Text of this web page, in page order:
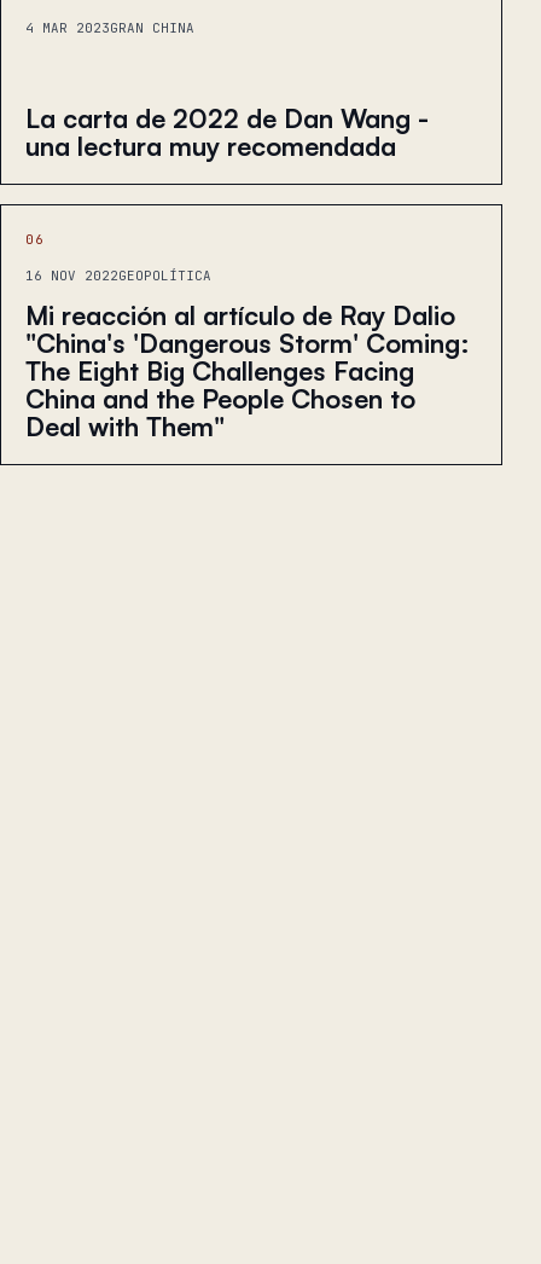
4 MAR 2023GRAN CHINA
La carta de 2022 de Dan Wang -
una lectura muy recomendada
06
16 NOV 2022GEOPOLÍTICA
Mi reacción al artículo de Ray Dalio
"China's 'Dangerous Storm' Coming:
The Eight Big Challenges Facing
China and the People Chosen to
Deal with Them"